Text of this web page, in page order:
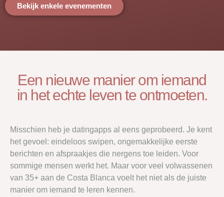
Bekijk enkele evenementen
Een nieuwe manier om iemand
in het echte leven te ontmoeten.
Misschien heb je datingapps al eens geprobeerd. Je kent
het gevoel: eindeloos swipen, ongemakkelijke eerste
berichten en afspraakjes die nergens toe leiden. Voor
sommige mensen werkt het. Maar voor veel volwassenen
van 35+ aan de Costa Blanca voelt het niet als de juiste
manier om iemand te leren kennen.